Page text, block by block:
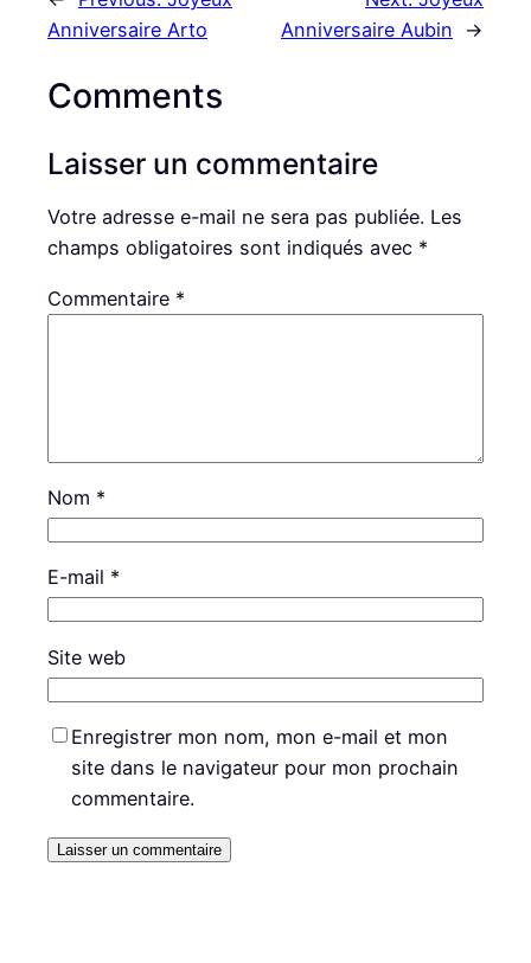
Anniversaire Arto
Anniversaire Aubin
→
Comments
Laisser un commentaire
Votre adresse e-mail ne sera pas publiée. Les
champs obligatoires sont indiqués avec *
Commentaire *
Nom *
E-mail *
Site web
Enregistrer mon nom, mon e-mail et mon
site dans le navigateur pour mon prochain
commentaire.